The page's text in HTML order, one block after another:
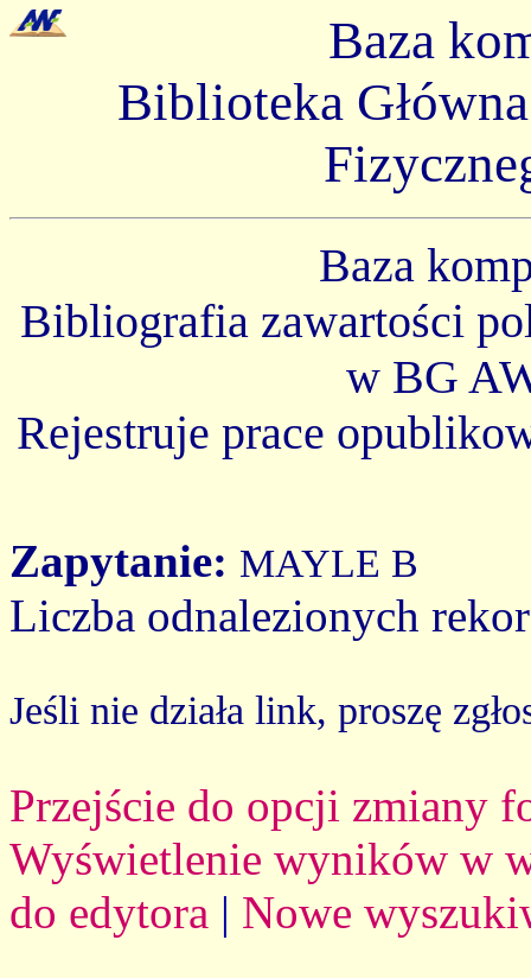
Baza
Biblioteka
Baza
Bibliografia zawartości
w BG
Rejestruje prace
Zapytanie: MAYLE B
Liczba odnalezionych
Jeśli nie działa link, proszę
Przejście do opcji zmiany
Wyświetlenie wyników w
do edytora | Nowe